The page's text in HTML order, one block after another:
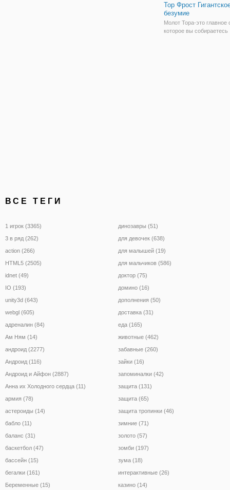
Тор Фрост
безумие
Молот Тора-это главное
которое вы собираетесь
ВСЕ ТЕГИ
1 игрок (3365)
3 в ряд (262)
action (266)
HTML5 (2505)
idnet (49)
IO (193)
unity3d (643)
webgl (605)
адреналин (84)
Ам Ням (14)
андроид (2277)
Андроид (116)
Андроид и Айфон (2887)
Анна их Холодного сердца (11)
армия (78)
астероиды (14)
бабло (11)
баланс (31)
баскетбол (47)
бассейн (15)
бегалки (161)
Беременные (15)
динозавры (51)
для девочек (638)
для малышей (19)
для мальчиков (586)
доктор (75)
домино (16)
дополнения (50)
доставка (31)
еда (165)
животные (462)
забавные (260)
зайки (16)
запоминалки (42)
защита (131)
защита (65)
защита тропинки (46)
зимние (71)
золото (57)
зомби (197)
зума (18)
интерактивные (26)
казино (14)